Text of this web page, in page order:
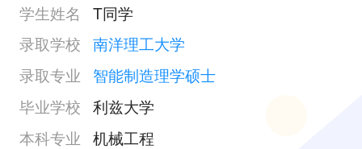
学生姓名
T同学
录取学校 南洋理工大学
录取专业
智能制造理学硕士
毕业学校 利兹大学
本科专业 机械工程